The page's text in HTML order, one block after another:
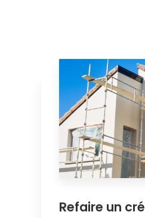
Refaire un